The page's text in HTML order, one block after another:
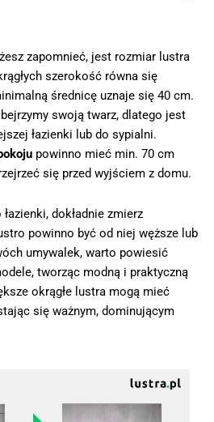
zapomnieć, jest rozmiar lustra
szerokość równa się
średnicę uznaje się 40 cm.
swoją twarz, dlatego jest
łazienki lub do sypialni.
powinno mieć min. 70 cm
się przed wyjściem z domu.
dokładnie zmierz
powinno być od niej węższe lub
umywalek, warto powiesić
tworząc modną i praktyczną
okrągłe lustra mogą mieć
się ważnym, dominującym